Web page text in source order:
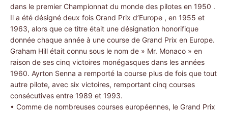
dans le premier Championnat du monde des pilotes en 1950 .
Il a été désigné deux fois Grand Prix d’Europe , en 1955 et
1963, alors que ce titre était une désignation honorifique
donnée chaque année à une course de Grand Prix en Europe.
Graham Hill était connu sous le nom de » Mr. Monaco » en
raison de ses cinq victoires monégasques dans les années
1960. Ayrton Senna a remporté la course plus de fois que tout
autre pilote, avec six victoires, remportant cinq courses
consécutives entre 1989 et 1993.
• Comme de nombreuses courses européennes, le Grand Prix